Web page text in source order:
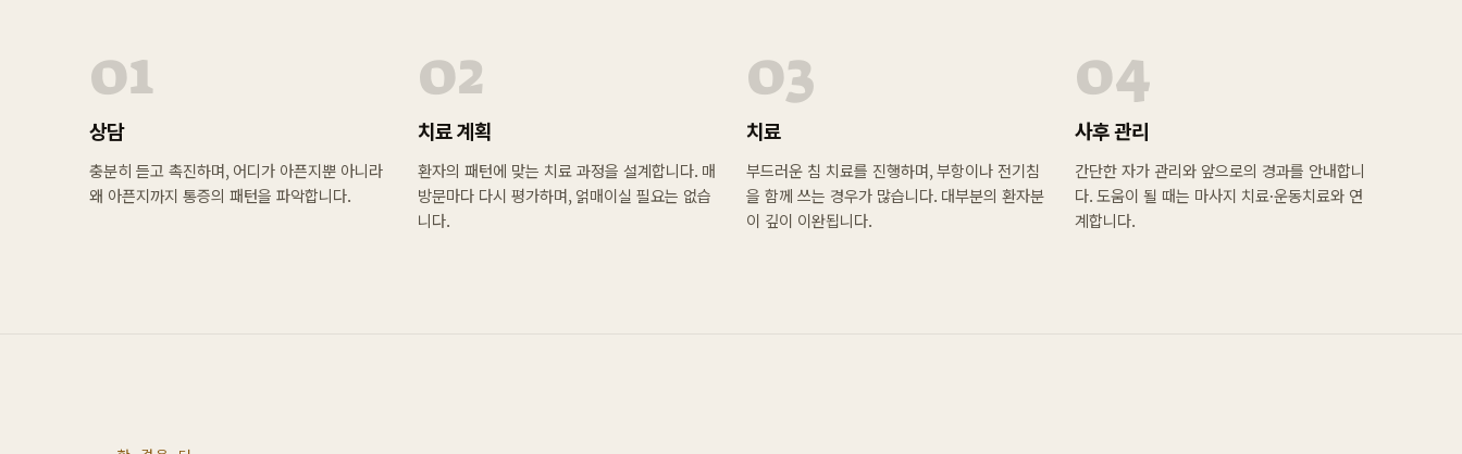
01
상담
충분히 듣고 촉진하며, 어디가 아픈지뿐 아니라
왜 아픈지까지 통증의 패턴을 파악합니다.
02
치료 계획
환자의 패턴에 맞는 치료 과정을 설계합니다. 매
방문마다 다시 평가하며, 얽매이실 필요는 없습
니다.
03
치료
부드러운 침 치료를 진행하며, 부항이나 전기침
을 함께 쓰는 경우가 많습니다. 대부분의 환자분
이 깊이 이완됩니다.
04
사후 관리
간단한 자가 관리와 앞으로의 경과를 안내합니
다. 도움이 될 때는 마사지 치료·운동치료와 연
계합니다.